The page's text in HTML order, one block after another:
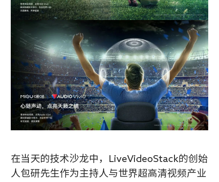
在当天的技术沙龙中，LiveVideoStack的创始
人包研先生作为主持人与世界超高清视频产业